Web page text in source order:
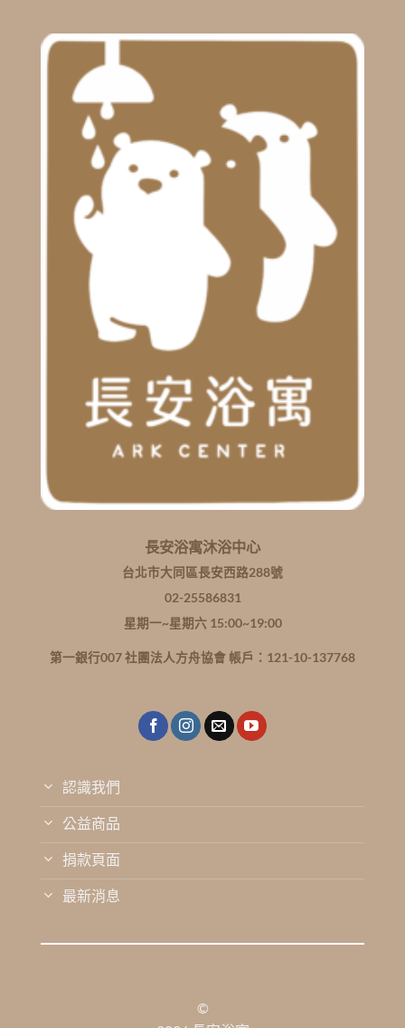
長安浴寓沐浴中心
台北市大同區長安西路288號
02-25586831
星期一~星期六 15:00~19:00
第一銀行007 社團法人方舟協會 帳戶：121-10-137768
認識我們
公益商品
捐款頁面
最新消息
©